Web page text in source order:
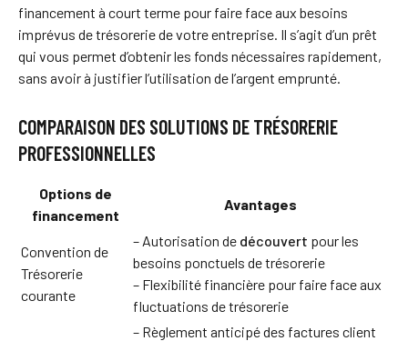
financement à court terme pour faire face aux besoins
imprévus de trésorerie de votre entreprise. Il s’agit d’un prêt
qui vous permet d’obtenir les fonds nécessaires rapidement,
sans avoir à justifier l’utilisation de l’argent emprunté.
COMPARAISON DES SOLUTIONS DE TRÉSORERIE
PROFESSIONNELLES
Options de
financement
Avantages
Convention de
Trésorerie
courante
– Autorisation de découvert pour les
besoins ponctuels de trésorerie
– Flexibilité financière pour faire face aux
fluctuations de trésorerie
– Règlement anticipé des factures client